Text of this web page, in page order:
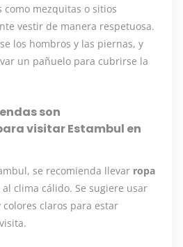
como mezquitas o sitios
vestir de manera respetuosa.
los hombros y las piernas, y
un pañuelo para cubrirse la
son
visitar Estambul en
se recomienda llevar ropa
clima cálido. Se sugiere usar
claros para estar